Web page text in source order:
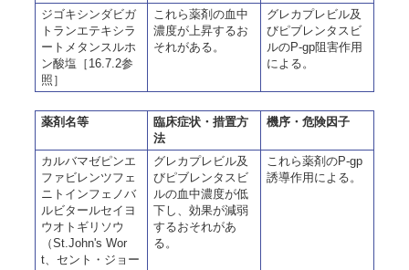
ジゴキシンダビガ
トランエテキシラ
ートメタンスルホ
ン酸塩［16.7.2参
照］
これら薬剤の血中
濃度が上昇するお
それがある。
グレカプレビル及
びピブレンタスビ
ルのP-gp阻害作用
による。
薬剤名等
臨床症状・措置方
法
機序・危険因子
カルバマゼピンエ
ファビレンツフェ
ニトインフェノバ
ルビタールセイヨ
ウオトギリソウ
（St.John's Wor
t、セント・ジョー
グレカプレビル及
びピブレンタスビ
ルの血中濃度が低
下し、効果が減弱
するおそれがあ
る。
これら薬剤のP-gp
誘導作用による。